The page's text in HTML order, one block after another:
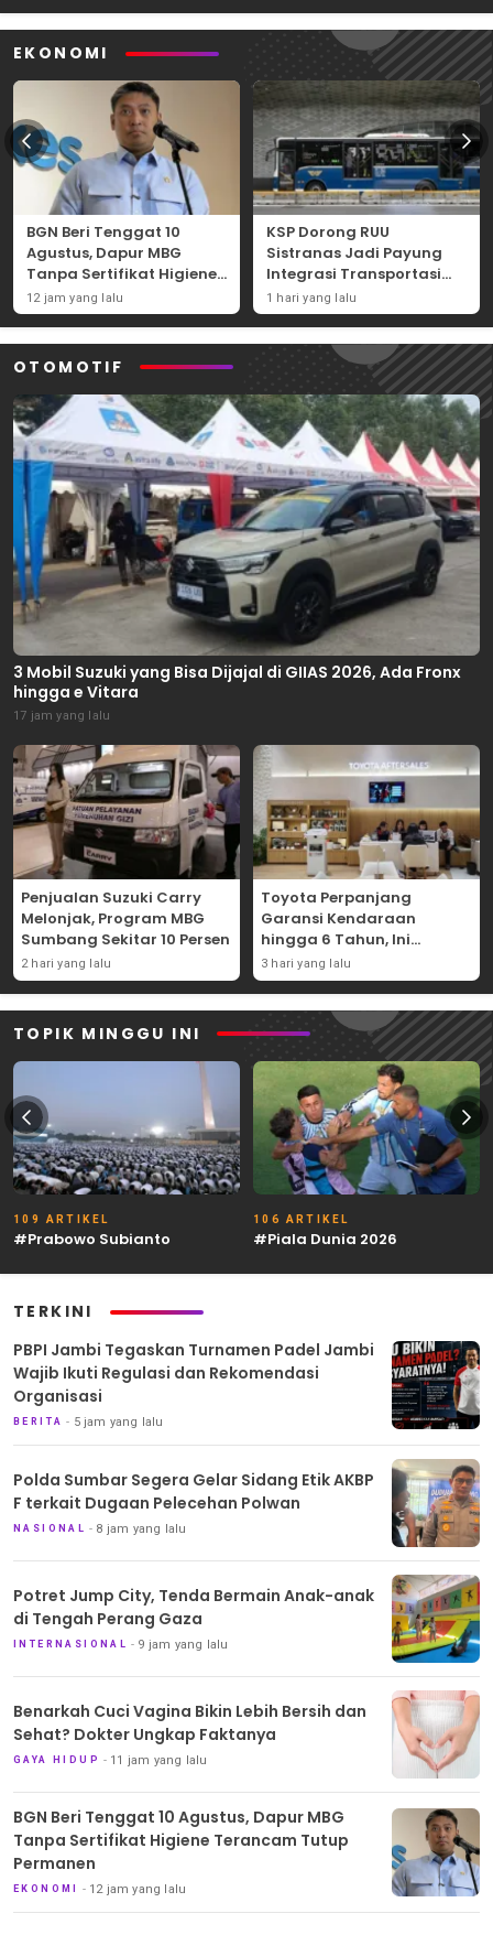
EKONOMI
BGN Beri Tenggat 10
Agustus, Dapur MBG
Tanpa Sertifikat Higiene
Terancam Tutup
Permanen
12 jam yang lalu
KSP Dorong RUU
Sistranas Jadi Payung
Integrasi Transportasi
Massal Indonesia
1 hari yang lalu
OTOMOTIF
3 Mobil Suzuki yang Bisa Dijajal di GIIAS 2026, Ada Fronx
hingga e Vitara
17 jam yang lalu
Penjualan Suzuki Carry
Melonjak, Program MBG
Sumbang Sekitar 10 Persen
2 hari yang lalu
Toyota Perpanjang
Garansi Kendaraan
hingga 6 Tahun, Ini
Syaratnya
3 hari yang lalu
TOPIK MINGGU INI
109 ARTIKEL
#Prabowo Subianto
106 ARTIKEL
#Piala Dunia 2026
TERKINI
PBPI Jambi Tegaskan Turnamen Padel Jambi
Wajib Ikuti Regulasi dan Rekomendasi
Organisasi
BERITA 5 jam yang lalu
Polda Sumbar Segera Gelar Sidang Etik AKBP
F terkait Dugaan Pelecehan Polwan
NASIONAL 8 jam yang lalu
Potret Jump City, Tenda Bermain Anak-anak
di Tengah Perang Gaza
INTERNASIONAL 9 jam yang lalu
Benarkah Cuci Vagina Bikin Lebih Bersih dan
Sehat? Dokter Ungkap Faktanya
GAYA HIDUP 11 jam yang lalu
BGN Beri Tenggat 10 Agustus, Dapur MBG
Tanpa Sertifikat Higiene Terancam Tutup
Permanen
EKONOMI 12 jam yang lalu